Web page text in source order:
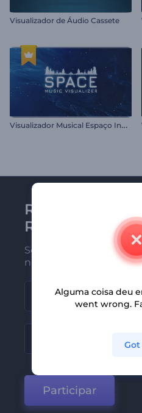
Visualizador de Áudio Cassete
V
isualizador Musical Espaço Infinito
Receba a
Renderforest
Seja um dos primeiros a
nossas últimas
Participar
Alguma coisa deu
went wrong.